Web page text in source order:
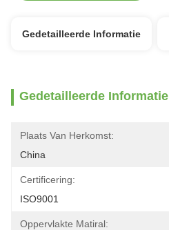
Gedetailleerde Informatie
Gedetailleerde Informatie
Plaats Van Herkomst:
China
Certificering:
ISO9001
Oppervlakte Matiral: